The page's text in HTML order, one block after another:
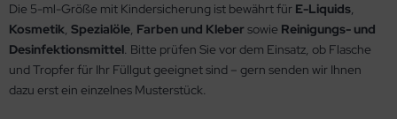
Die 5-ml-Größe mit Kindersicherung ist bewährt für E-Liquids,
Kosmetik, Spezialöle, Farben und Klebersowie Reinigungs- und
Desinfektionsmittel. Bitte prüfen Sie vor dem Einsatz, ob Flasche
und Tropfer für Ihr Füllgut geeignet sind – gern senden wir Ihnen
dazu erst ein einzelnes Musterstück.